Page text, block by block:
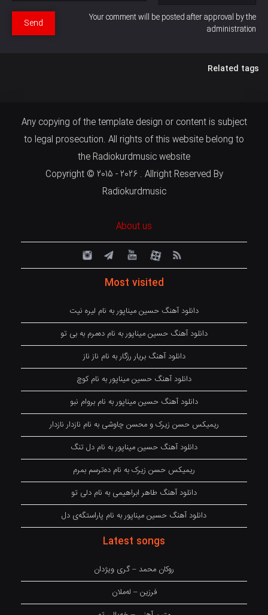
Your comment will be posted after approval by the
administration
Send
Related tags
Any copying of the template design or content is subject
to legal prosecution. All rights of this website belong to
the Radiokurdmusic website
Copyright © 2015 - 2026 . Allright Reserved By
Radiokurdmusic
About us
Most visited
دانلود آهنگ حسین میناپور به نام لیره نیت
دانلود آهنگ حسین میناپور به نام دەمرم بە بی تو
دانلود آهنگ بریار رزگار به نام ناز ناز
دانلود آهنگ حسین میناپور به نام کوچ
دانلود آهنگ حسین میناپور به نام بروام نبو
ریمیکس حسن زیرک و محسن چاوشی به نام نازدار نازدار
دانلود آهنگ حسین میناپور به نام دل تنگ
ریمیکس حسن زیرک به نام دەترسم بمرم
دانلود آهنگ طاهر ابراهیمی به نام دلی تو
دانلود آهنگ حسین میناپور به نام پاراستگەی دل
Latest songs
روکان محمد – گری ویژدان
فرزین – لەملان